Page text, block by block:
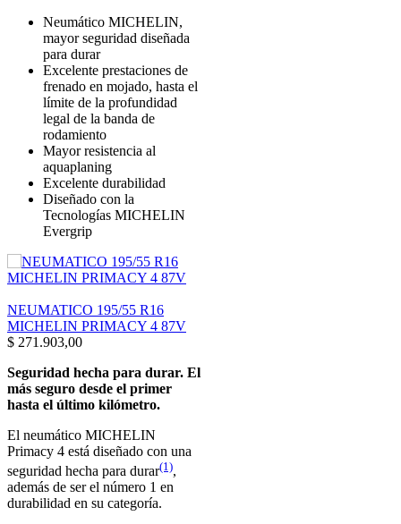
Neumático MICHELIN,
mayor seguridad diseñada
para durar
Excelente prestaciones de
frenado en mojado, hasta el
límite de la profundidad
legal de la banda de
rodamiento
Mayor resistencia al
aquaplaning
Excelente durabilidad
Diseñado con la
Tecnologías MICHELIN
Evergrip
NEUMATICO 195/55 R16
MICHELIN PRIMACY 4 87V
$ 271.903,00
Seguridad hecha para durar. El
más seguro desde el primer
hasta el último kilómetro.
El neumático MICHELIN
Primacy 4 está diseñado con una
seguridad hecha para durar(1),
además de ser el número 1 en
durabilidad en su categoría.